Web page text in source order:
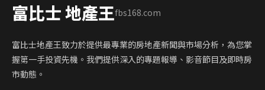
富比士 地產王fbs168.com
富比士地產王致力於提供最專業的房地產新聞與市場分析，為您掌
握第一手投資先機。我們提供深入的專題報導、影音節目及即時房
市動態。